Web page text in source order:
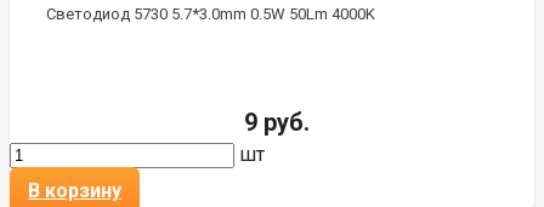
Светодиод 5730 5.7*3.0mm 0.5W 50Lm 4000K
9 руб.
шт
В корзину